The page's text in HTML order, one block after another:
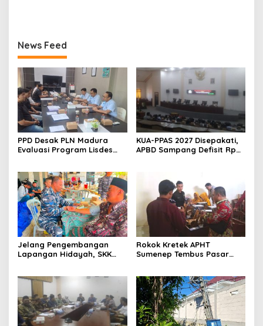
News Feed
PPD Desak PLN Madura
Evaluasi Program Lisdes
KUA-PPAS 2027 Disepakati,
APBD Sampang Defisit Rp
Jelang Pengembangan
Lapangan Hidayah, SKK
Nelayan Sampang
Rokok Kretek APHT
Sumenep Tembus Pasar